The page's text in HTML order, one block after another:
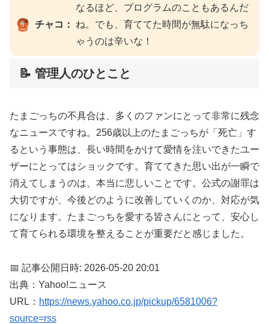
チャコ：
なるほど、プログラムのこともあるんだ
ね。でも、育ててた時間が無駄になっち
ゃうのは辛いな！
📝 管理人のひとこと
たまごっちの不具合は、多くのファンにとって非常に残念
なニュースですね。256歳以上のたまごっちが「死亡」す
るという事態は、長い時間をかけて愛情を注いできたユー
ザーにとってはショックです。育ててきた思い出が一瞬で
消えてしまうのは、本当に悲しいことです。公式の謝罪は
大切ですが、今後どのように改善していくのか、対応が気
になります。たまごっちを愛する皆さんにとって、安心し
て育てられる環境を整えることが重要だと感じました。
📅 記事公開日時: 2026-05-20 20:01
出典：Yahoo!ニュース
URL： https://news.yahoo.co.jp/pickup/6581006?
source=rss